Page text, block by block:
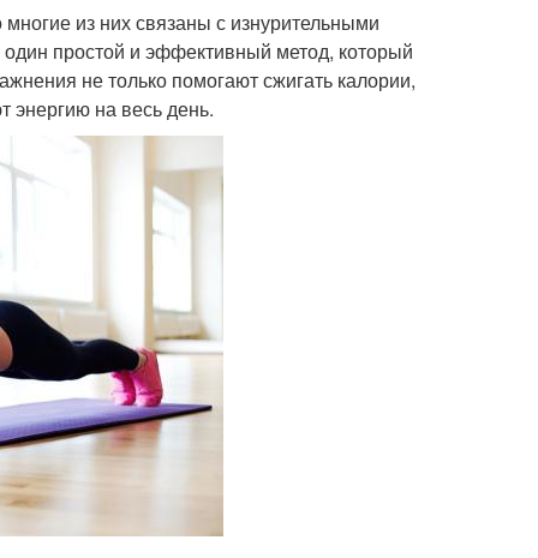
из них связаны с изнурительными
простой и эффективный метод, который
не только помогают сжигать калории,
на весь день.